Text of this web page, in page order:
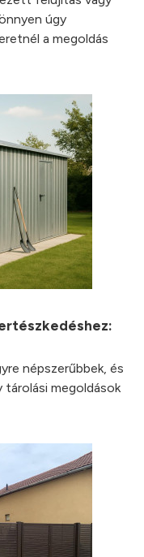
úgy
a megoldás
népszerűbbek, és
megoldások